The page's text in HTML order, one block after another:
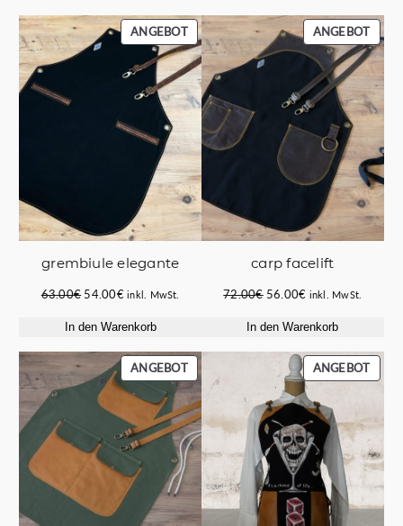
ANGEBOTPRODUKT
IM
ANGEBOT
grembiule elegante
63.00€ Ursprünglicher
war:
54.00€Aktueller
ist:
inkl. MwSt.
In den Warenkorb
ANGEBOT
IM
carp facelift
72.00€ Ursprünglicher
war:
56.00€ Aktueller
ist:
inkl. MwSt.
In den Warenkorb
ANGEBOTPRODUKT
IM
ANGEBOT
ANGEBOT
IM